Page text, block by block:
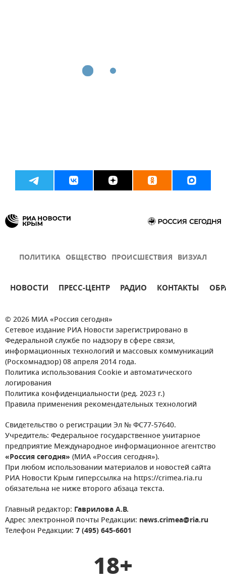
ПОЛИТИКА ОБЩЕСТВО ПРОИСШЕСТВИЯ ВИЗУАЛ
НОВОСТИ ПРЕСС-ЦЕНТР РАДИО КОНТАКТЫ
© 2026 МИА «Россия сегодня»
Сетевое издание РИА Новости зарегистрировано в
Федеральной службе по надзору в сфере связи,
информационных технологий и массовых коммуникаций
(Роскомнадзор) 08 апреля 2014 года.
Политика использования Cookie и автоматического
логирования
Политика конфиденциальности (ред. 2023 г.)
Правила применения рекомендательных технологий
Свидетельство о регистрации Эл № ФС77-57640.
Учредитель: Федеральное государственное унитарное
предприятие Международное информационное агентство
«Россия сегодня» (МИА «Россия сегодня»).
При любом использовании материалов и новостей сайта
РИА Новости Крым гиперссылка на https://crimea.ria.ru
обязательна не ниже второго абзаца текста.
Главный редактор: Гаврилова А.В.
Адрес электронной почты Редакции: news.crimea@ria.ru
Телефон Редакции: 7 (495) 645-6601
18+